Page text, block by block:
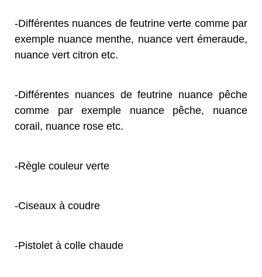
-Différentes nuances de feutrine verte comme par
exemple nuance menthe, nuance vert émeraude,
nuance vert citron etc.
-Différentes nuances de feutrine nuance pêche
comme par exemple nuance pêche, nuance
corail, nuance rose etc.
-Règle couleur verte
-Ciseaux à coudre
-Pistolet à colle chaude